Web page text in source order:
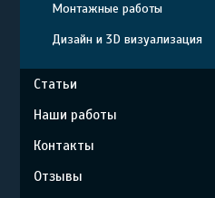
Монтажные работы
Дизайн и 3D визуализация
Статьи
Наши работы
Контакты
Отзывы